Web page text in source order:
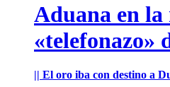
Aduana en
«telefonazo»
|| El oro iba con destino a